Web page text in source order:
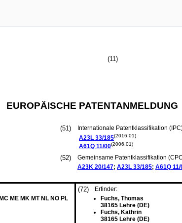
(11)
EUROPÄISCHE PATENTANMELDUNG
(51)
Internationale Patentklassifikation
A23L 33/185(2016.01)
A61Q 11/00(2006.01)
(52)
Gemeinsame Patentklassifikation
A23K 20/147; A23L 33/185; A61Q 11/
ME MK MT NL NO PL
(72)
Erfinder:
Fuchs, Thomas
38165 Lehre (DE)
Fuchs, Kathrin
38165 Lehre (DE)